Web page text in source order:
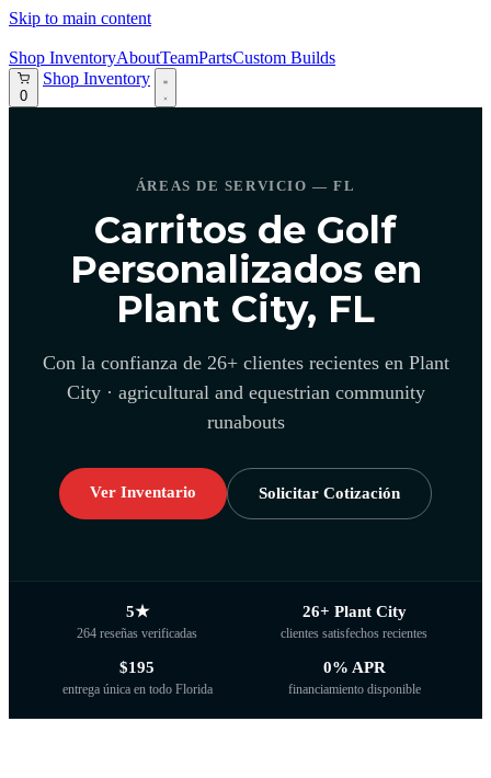
Skip to main content
Shop InventoryAboutTeamPartsCustom Builds
0
Shop Inventory
ÁREAS DE SERVICIO — FL
Carritos de Golf
Personalizados en
Plant City, FL
Con la confianza de 26+ clientes recientes en Plant
City · agricultural and equestrian community
runabouts
Ver Inventario Solicitar Cotización
5★
264 reseñas verificadas
26+ Plant City
clientes satisfechos recientes
$195
entrega única en todo Florida
0% APR
financiamiento disponible